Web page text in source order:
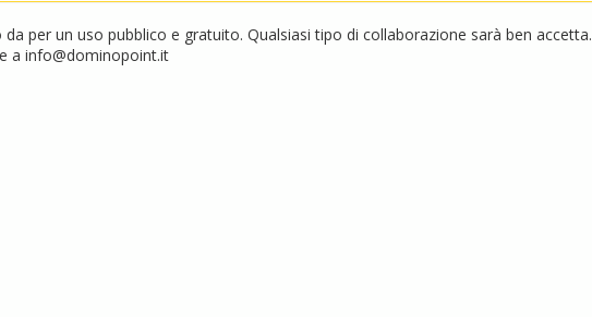
per un uso pubblico e gratuito. Qualsiasi tipo di collaborazione sarà ben accetta.
a info@dominopoint.it